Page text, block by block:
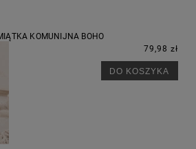
KOMUNIJNA BOHO
79,98 zł
DO KOSZYKA